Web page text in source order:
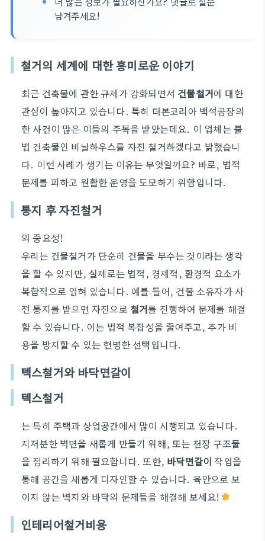
남겨주세요!
철거의 세계에 대한 흥미로운 이야기
최근 건축물에 관한 규제가 강화되면서 건물철거에 대한
관심이 높아지고 있습니다. 특히 더본코리아 백석공장의
한 사건이 많은 이들의 주목을 받았는데요. 이 업체는 불
법 건축물인 비닐하우스를 자진 철거하겠다고 밝혔습니
다. 이런 사례가 생기는 이유는 무엇일까요? 바로, 법적
문제를 피하고 원활한 운영을 도모하기 위함입니다.
통지 후 자진철거
의 중요성!
우리는 건물철거가 단순히 건물을 부수는 것이라는 생각
을 할 수 있지만, 실제로는 법적, 경제적, 환경적 요소가
복합적으로 얽혀 있습니다. 예를 들어, 건물 소유자가 사
전 통지를 받으면 자진으로 철거를 진행하여 문제를 해결
할 수 있습니다. 이는 법적 복잡성을 줄여주고, 추가 비
용을 방지할 수 있는 현명한 선택입니다.
텍스철거와 바닥면갈이
텍스철거
는 특히 주택과 상업공간에서 많이 시행되고 있습니다.
지저분한 벽면을 새롭게 만들기 위해, 또는 천장 구조물
을 정리하기 위해 필요합니다. 또한, 바닥면갈이 작업을
통해 공간을 새롭게 디자인할 수 있습니다. 육안으로 보
이지 않는 벽지와 바닥의 문제들을 해결해 보세요!
인테리어철거비용